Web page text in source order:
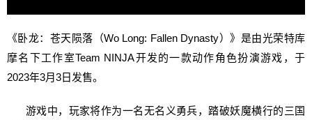
《卧龙：苍天陨落（Wo Long: Fallen Dynasty）》是由光荣特库
摩名下工作室Team NINJA开发的一款动作角色扮演游戏，于
2023年3月3日发售。
游戏中，玩家将作为一名无名义勇兵，踏破妖魔横行的三国